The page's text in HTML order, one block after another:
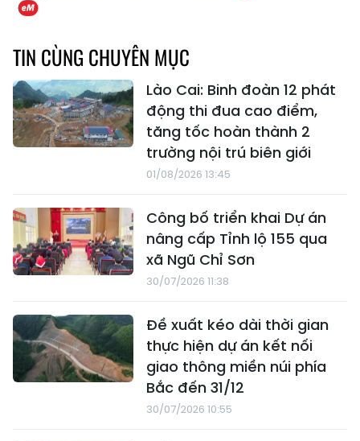
TIN CÙNG CHUYÊN MỤC
Lào Cai: Binh đoàn 12 phát
động thi đua cao điểm,
tăng tốc hoàn thành 2
trường nội trú biên giới
01/08/2026 13:45
Công bố triển khai Dự án
nâng cấp Tỉnh lộ 155 qua
xã Ngũ Chỉ Sơn
30/07/2026 11:38
Đề xuất kéo dài thời gian
thực hiện dự án kết nối
giao thông miền núi phía
Bắc đến 31/12
30/07/2026 10:55